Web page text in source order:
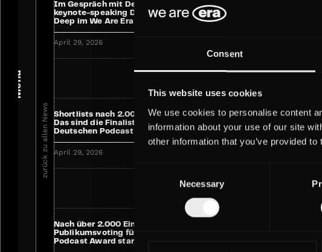
Consent
This website uses cookies
We use cookies to personalise content
information about your use of our site
other information that you’ve provided
Consent
Necessary
Menü
Im Gespräch mit Deutschlands erster
keynote-speaking Drag Queen: Meryl
Deep im We Are Era HQ
April 29, 2026
Shortlists nach 2.000 Einreichungen:
Das sind die Finalist:innen des
Deutschen Podcast Awards 2026
April 29, 2026
Nach über 2.000 Einreichungen:
Publikumsvoting für den Deutschen
Podcast Award startet
zurück zu allen News